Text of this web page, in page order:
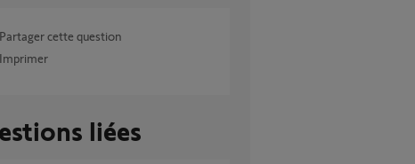
Partager cette question
Imprimer
liées